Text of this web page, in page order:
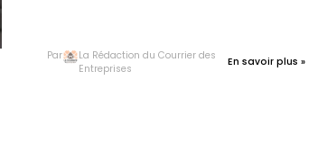
Par
La Rédaction du Courrier des
Entreprises
En savoir plus »